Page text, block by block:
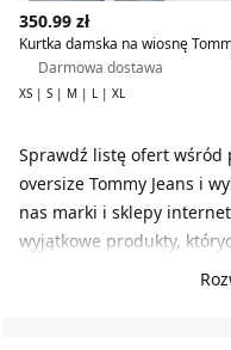
350.99 zł
Darmowa dostawa
XS | S | M | L | XL
Sprawdź listę ofert
oversize Tommy Jeans i
nas marki i sklepy
wyjątkowe produkty,